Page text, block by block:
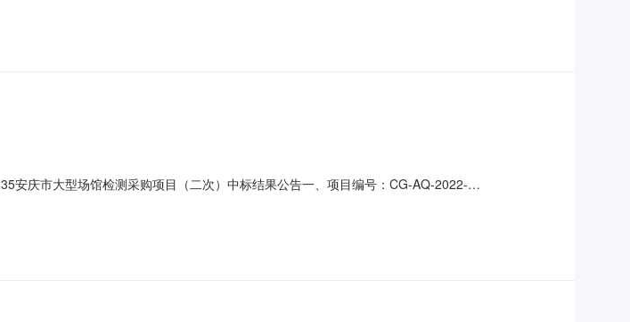
徽宜城工程咨询有限公司开标时间2022年11月2*日1*:30开标地
安庆市大型场馆检测采购项目（二次）中标结果公告一、项目编号：CG-AQ-2022-
馆检测采购项目（二次）服务范围：详见招标文件服务要求：详见招标文件服务时间：自合同签